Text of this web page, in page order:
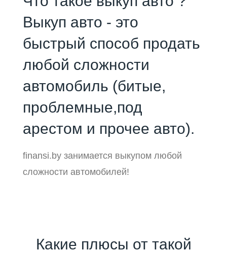
Выкуп авто - это
быстрый способ продать
любой сложности
автомобиль (битые,
проблемные,под
арестом и прочее авто).
finansi.by занимается выкупом любой
сложности автомобилей!
Какие плюсы от такой